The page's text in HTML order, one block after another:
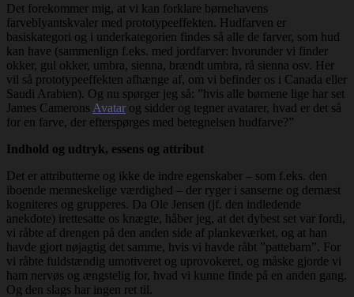
Det forekommer mig, at vi kan forklare børnehavens
farveblyantskvaler med prototypeeffekten. Hudfarven er
basiskategori og i underkategorien findes så alle de farver, som hud
kan have (sammenlign f.eks. med jordfarver: hvorunder vi finder
okker, gul okker, umbra, sienna, brændt umbra, rå sienna osv. Her
vil så prototypeeffekten afhænge af, om vi befinder os i Canada eller
Saudi Arabien). Og nu spørger jeg så: ”hvis alle børnene lige har set
James Camerons Avatar og sidder og tegner avatarer, hvad er det så
for en farve, der efterspørges med betegnelsen hudfarve?”
Indhold og udtryk, essens og attribut
Det er attributterne og ikke de indre egenskaber – som f.eks. den
iboende menneskelige værdighed – der ryger i sanserne og dernæst
kogniteres og grupperes. Da Ole Jensen (jf. den indledende
anekdote) irettesatte os knægte, håber jeg, at det dybest set var fordi,
vi råbte af drengen på den anden side af plankeværket, og at han
havde gjort nøjagtig det samme, hvis vi havde råbt ”pattebarn”. For
vi råbte fuldstændig umotiveret og uprovokeret, og måske gjorde vi
ham nervøs og ængstelig for, hvad vi kunne finde på en anden gang.
Og den slags har ingen ret til.